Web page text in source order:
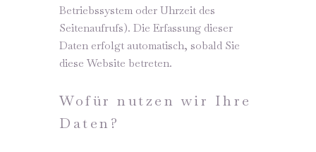
Betriebssystem oder Uhrzeit des
Seitenaufrufs). Die Erfassung dieser
Daten erfolgt automatisch, sobald Sie
diese Website betreten.
Wofür nutzen wir Ihre
Daten?